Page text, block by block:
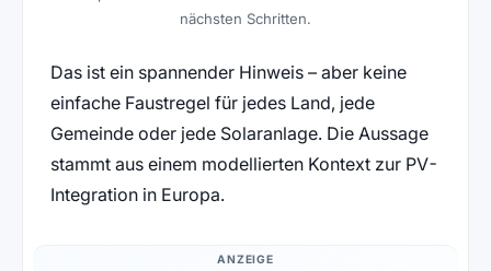
nächsten Schritten.
Das ist ein spannender Hinweis – aber keine
einfache Faustregel für jedes Land, jede
Gemeinde oder jede Solaranlage. Die Aussage
stammt aus einem modellierten Kontext zur PV-
Integration in Europa.
ANZEIGE